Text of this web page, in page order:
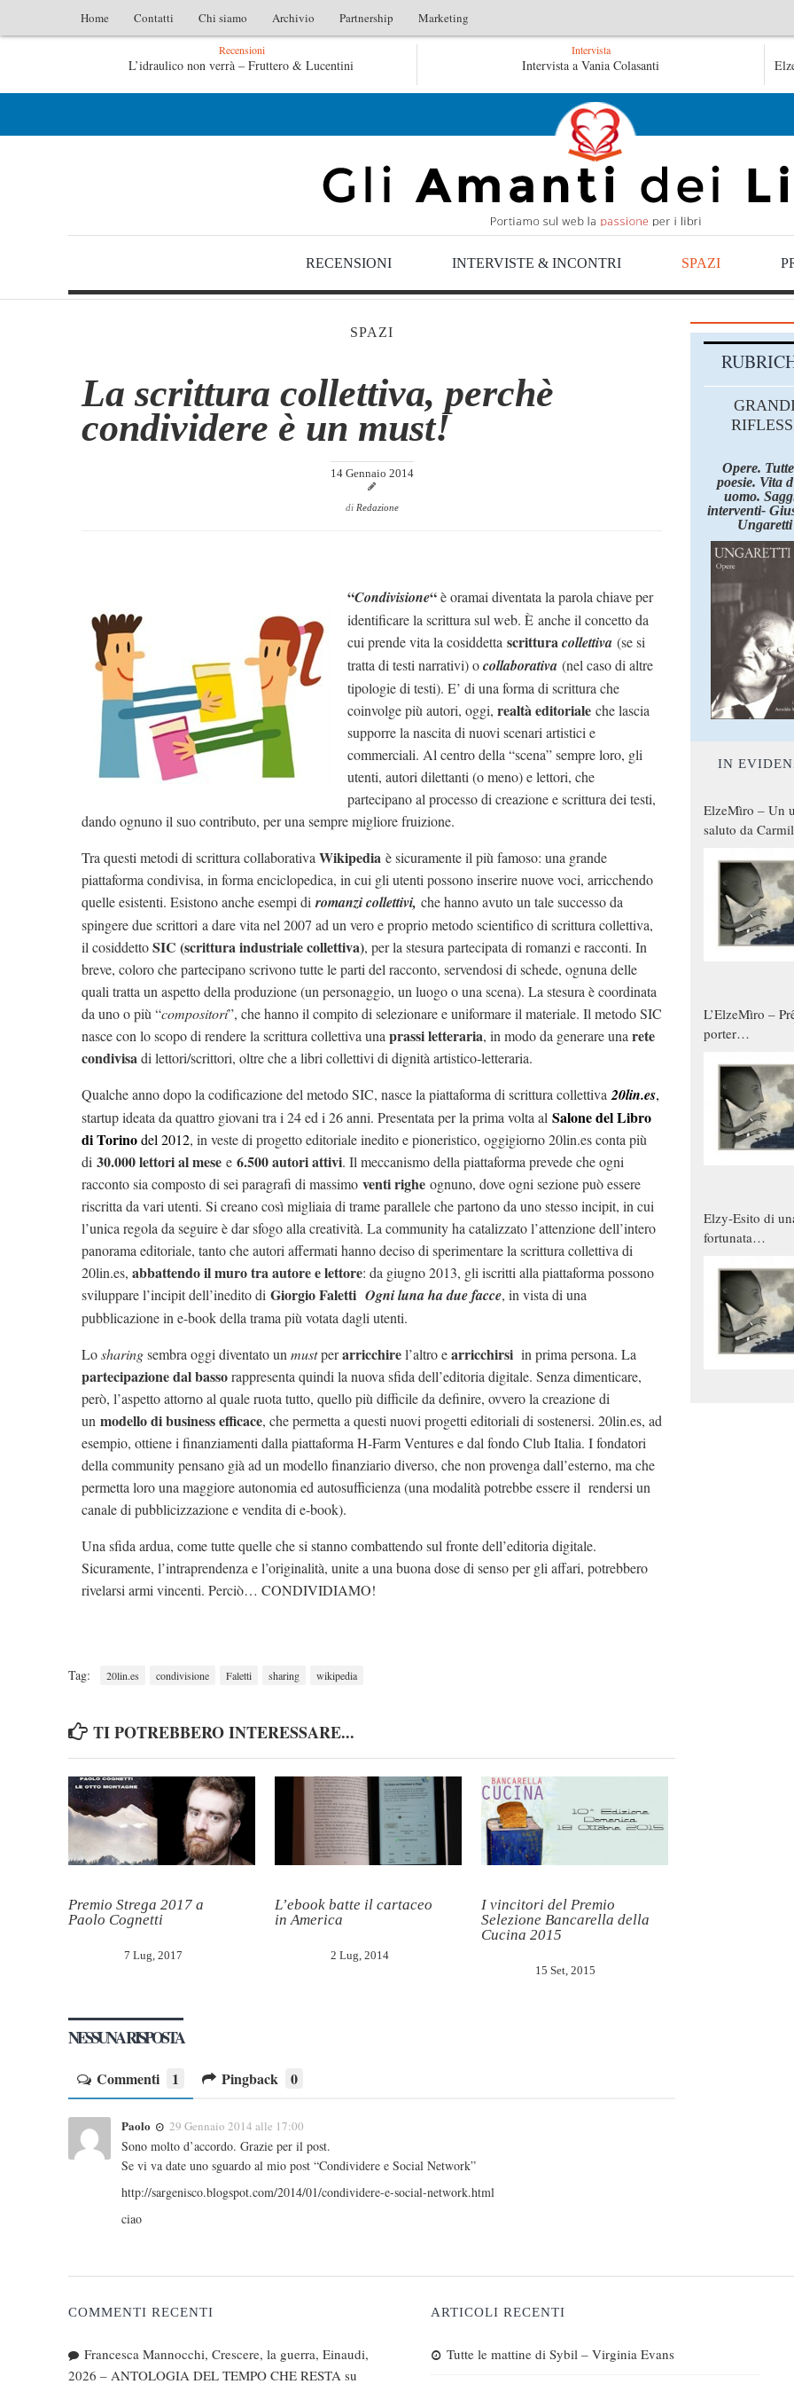
Home Contatti Chi siamo Archivio Partnership Marketing
Recensioni
L’arte di uno storico – Emilio Gentile Tutte le mattine di Sybil – Virginia Evans
Intervista
Intervista a Vania Colasanti
RECENSIONI INTERVISTE & INCONTRI SPAZI
SPAZI
La scrittura collettiva, perchè
condividere è un must!
14 Gennaio 2014
di Redazione
“Condivisione“è oramai diventata la parola chiave per
identificare la scrittura sul web. È anche il concetto da
cui prende vita la cosiddetta scritturacollettiva (se si
tratta di testi narrativi) ocollaborativa (nel caso di altre
tipologie di testi). E’ di una forma di scrittura che
coinvolge più autori, oggi, realtà editoriale che lascia
supporre la nascita di nuovi scenari artistici e
commerciali. Al centro della “scena” sempre loro, gli
utenti, autori dilettanti (o meno) e lettori, che
partecipano al processo di creazione e scrittura dei testi,
dando ognuno il suo contributo, per una sempre migliore fruizione.
Tra questi metodi di scrittura collaborativa Wikipedia è sicuramente il più famoso: una grande
piattaforma condivisa, in forma enciclopedica, in cui gli utenti possono inserire nuove voci, arricchendo
quelle esistenti. Esistono anche esempi di romanzicollettivi, che hanno avuto un tale successo da
spingere due scrittori a dare vita nel 2007 ad un vero e proprio metodo scientifico di scrittura collettiva,
il cosiddettoSIC (scrittura industriale collettiva), per la stesura partecipata di romanzi e racconti. In
breve, coloro che partecipano scrivono tutte le parti del racconto, servendosi di schede, ognuna delle
quali tratta un aspetto della produzione (un personaggio, un luogo o una scena). La stesura è coordinata
da uno o più “compositori”, che hanno il compito di selezionare e uniformare il materiale. Il metodo SIC
nasce con lo scopo di rendere la scrittura collettiva una prassi letteraria, in modo da generare una rete
condivisadi lettori/scrittori, oltre che a libri collettivi di dignità artistico-letteraria.
Qualche anno dopo la codificazione del metodo SIC, nasce la piattaforma di scrittura collettiva 20lin.es,
startup ideata da quattro giovani tra i 24 ed i 26 anni. Presentata per la prima volta al Salone del Libro
di Torinodel 2012, in veste di progetto editoriale inedito e pioneristico, oggigiorno 20lin.es conta più
di 30.000 lettori al mese e 6.500 autori attivi. Il meccanismo della piattaforma prevede che ogni
racconto sia composto di sei paragrafi di massimo venti righe ognuno, dove ogni sezione può essere
riscritta da vari utenti. Si creano così migliaia di trame parallele che partono da uno stesso incipit, in cui
l’unica regola da seguire è dar sfogo alla creatività. La community ha catalizzato l’attenzione dell’intero
panorama editoriale, tanto che autori affermati hanno deciso di sperimentare la scrittura collettiva di
20lin.es, abbattendo il muro tra autore e lettore: da giugno 2013, gli iscritti alla piattaforma possono
sviluppare l’incipit dell’inedito di Giorgio Faletti Ogni luna ha due facce, in vista di una
pubblicazione in e-book della trama più votata dagli utenti.
Losharingsembra oggi diventato un mustperarricchirel’altro earricchirsi in prima persona. La
partecipazione dal bassorappresenta quindi la nuova sfida dell’editoria digitale. Senza dimenticare,
però, l’aspetto attorno al quale ruota tutto, quello più difficile da definire, ovvero la creazione di
un modello di business efficace, che permetta a questi nuovi progetti editoriali di sostenersi. 20lin.es, ad
esempio, ottiene i finanziamenti dalla piattaforma H-Farm Ventures e dal fondo Club Italia. I fondatori
della community pensano già ad un modello finanziario diverso, che non provenga dall’esterno, ma che
permetta loro una maggiore autonomia ed autosufficienza (una modalità potrebbe essere il rendersi un
canale di pubblicizzazione e vendita di e-book).
Una sfida ardua, come tutte quelle che si stanno combattendo sul fronte dell’editoria digitale.
Sicuramente, l’intraprendenza e l’originalità, unite a una buona dose di senso per gli affari, potrebbero
rivelarsi armi vincenti. Perciò… CONDIVIDIAMO!
Tag: 20lin.es condivisione Faletti sharing wikipedia
TI POTREBBERO INTERESSARE...
Premio Strega 2017 a
Paolo Cognetti
7 Lug, 2017
L’ebook batte il cartaceo
in America
2 Lug, 2014
I vincitori del Premio
Selezione Bancarella della
Cucina 2015
15 Set, 2015
NESSUNA RISPOSTA
Commenti 1 Pingback 0
Paolo 29 Gennaio 2014 alle 17:00
Sono molto d’accordo. Grazie per il post.
Se vi va date uno sguardo al mio post “Condividere e Social Network”
http://sargenisco.blogspot.com/2014/01/condividere-e-social-network.html
ciao
Opere.
poesie. Vita
uomo.
interventi-
Ungaretti
IN
ElzeMìro – Un
saluto da
qualche modo
donne
L’ElzeMìro –
porter
Elzy-Esito di
fortunata
COMMENTI RECENTI
Francesca Mannocchi, Crescere, la guerra, Einaudi,
2026 – ANTOLOGIA DEL TEMPO CHE RESTA su
ARTICOLI RECENTI
Tutte le mattine di Sybil – Virginia Evans